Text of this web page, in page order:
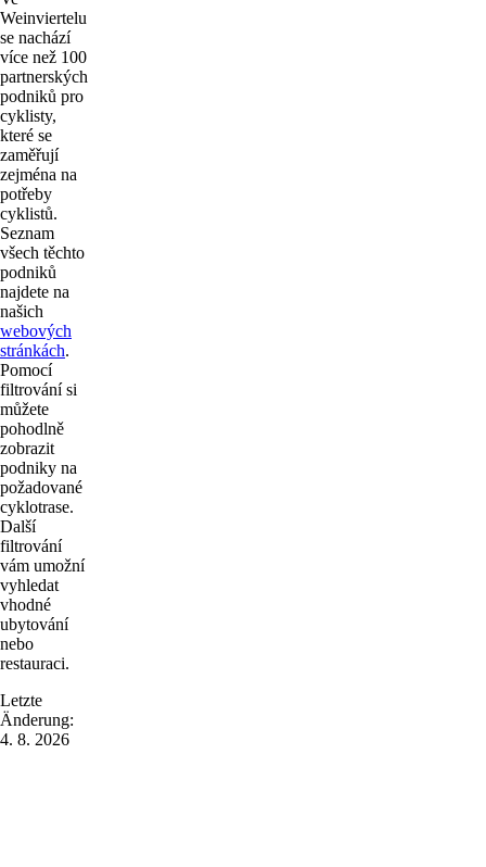
Weinviertelu
se nachází
více než 100
partnerských
podniků pro
cyklisty,
které se
zaměřují
zejména na
potřeby
cyklistů.
Seznam
všech těchto
podniků
najdete na
našich
webových
stránkách.
Pomocí
filtrování si
můžete
pohodlně
zobrazit
podniky na
požadované
cyklotrase.
Další
filtrování
vám umožní
vyhledat
vhodné
ubytování
nebo
restauraci.
Letzte
Änderung:
4. 8. 2026